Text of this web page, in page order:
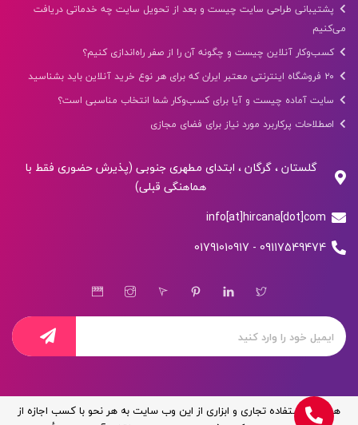
پشتیبانی طراحی سایت چیست و بعد از تحویل سایت چه خدماتی دریافت
می‌کنیم
کسب‌وکار آنلاین چیست و چگونه آن را از صفر راه‌اندازی کنیم؟
سایت آماده چیست و آیا برای کسب‌وکار شما انتخاب مناسبی است؟
اصطلاحات پرکاربرد مورد نیاز برای فضای مجازی
گلستان ، گرگان ، ابتدای مطهری جنوبی (پذیرش حضوری فقط با
هماهنگی قبلی)
info[at]hircana[dot]com
09117549474 - 01791010917
هر گونه استفاده تجاری و ابزاری از این وب سایت به هر نحو با کسب اجازه از